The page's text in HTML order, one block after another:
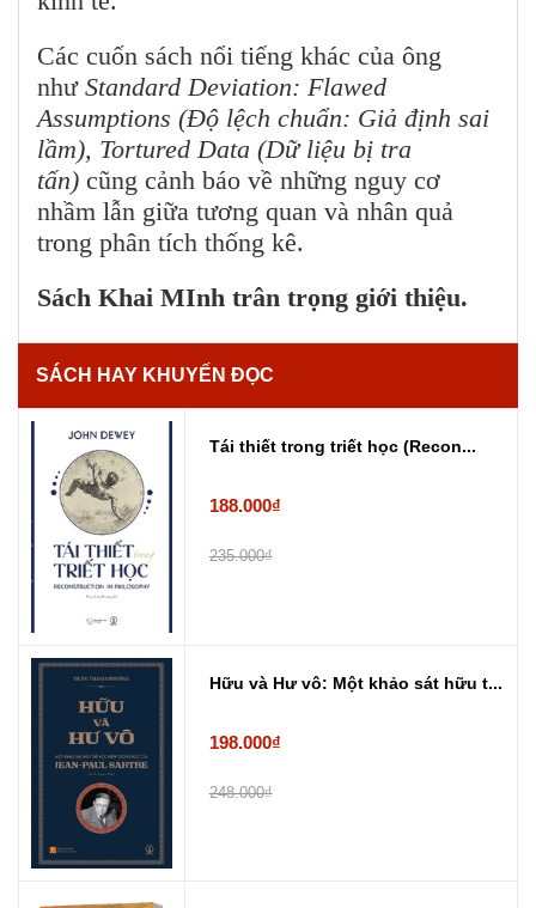
Các cuốn sách nổi tiếng khác của ông
như Standard Deviation: Flawed
Assumptions (Độ lệch chuẩn: Giả định sai
lầm), Tortured Data (Dữ liệu bị tra
tấn) cũng cảnh báo về những nguy cơ
nhầm lẫn giữa tương quan và nhân quả
trong phân tích thống kê.
Sách Khai MInh trân trọng giới thiệu.
SÁCH HAY KHUYẾN ĐỌC
Tái thiết trong triết học (Recon...
188.000₫
235.000₫
Hữu và Hư vô: Một khảo sát hữu t...
198.000₫
248.000₫